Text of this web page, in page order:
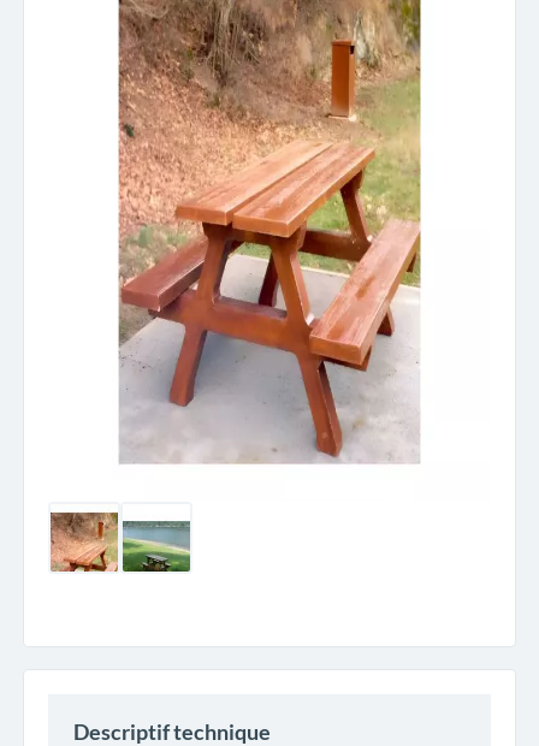
Descriptif technique